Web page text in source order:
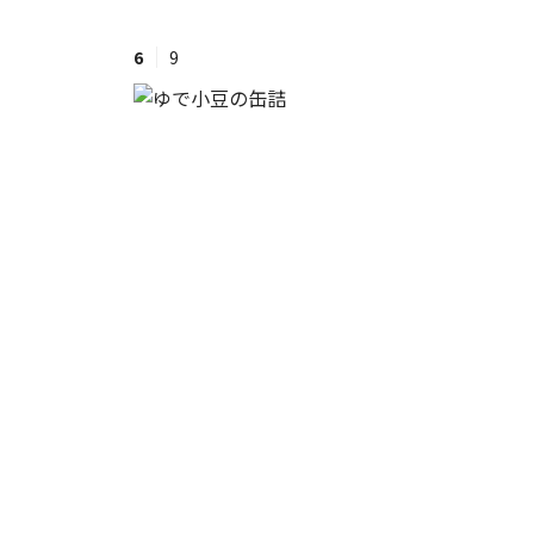
#ワンオペ育児
6 9